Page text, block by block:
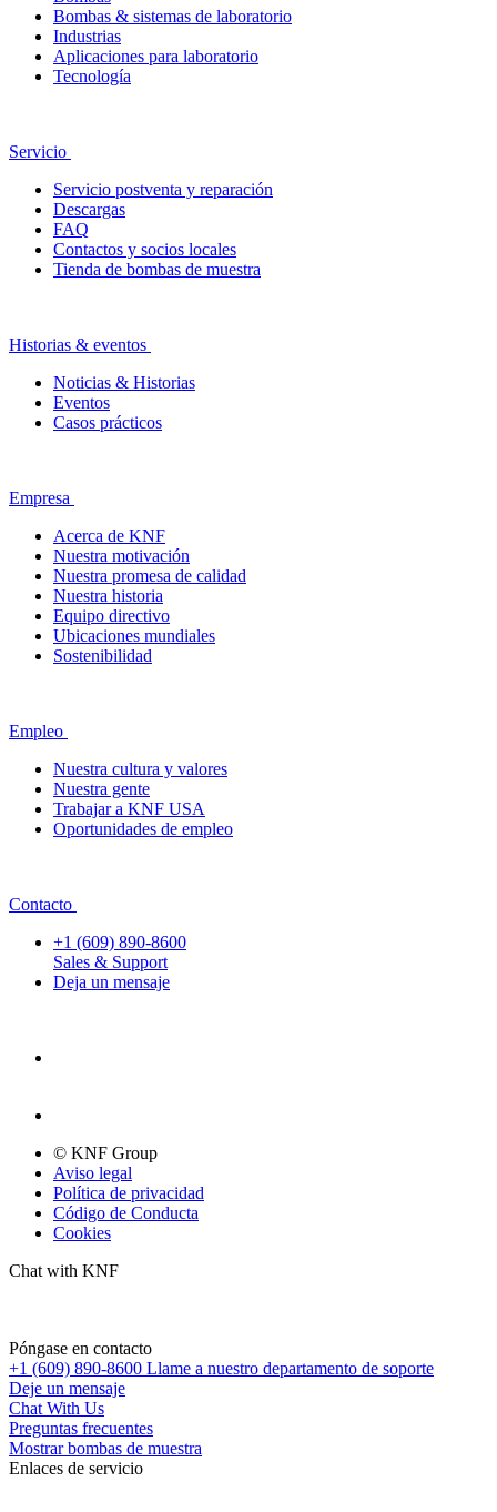
Bombas & sistemas de laboratorio
Industrias
Aplicaciones para laboratorio
Tecnología
Servicio
Servicio postventa y reparación
Descargas
FAQ
Contactos y socios locales
Tienda de bombas de muestra
Historias & eventos
Noticias & Historias
Eventos
Casos prácticos
Empresa
Acerca de KNF
Nuestra motivación
Nuestra promesa de calidad
Nuestra historia
Equipo directivo
Ubicaciones mundiales
Sostenibilidad
Empleo
Nuestra cultura y valores
Nuestra gente
Trabajar a KNF USA
Oportunidades de empleo
Contacto
+1 (609) 890-8600
Sales & Support
Deja un mensaje
© KNF Group
Aviso legal
Política de privacidad
Código de Conducta
Cookies
Chat with KNF
Póngase en contacto
+1 (609) 890-8600 Llame a nuestro departamento de soporte
Deje un mensaje
Chat With Us
Preguntas frecuentes
Mostrar bombas de muestra
Enlaces de servicio